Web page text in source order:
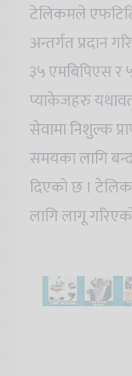
टेलिकमले
अन्तर्गत प्रदान
३५ एमबिपिएस
प्याकेजहरु
सेवामा निशुल्क
समयका लागि
दिएको छ ।
लागि लागू